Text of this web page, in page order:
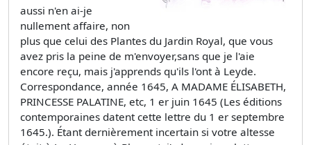
aussi n'en ai-je
nullement affaire, non
plus que celui des Plantes du Jardin Royal, que vous
avez pris la peine de m'envoyer,sans que je l'aie
encore reçu, mais j'apprends qu'ils l'ont à Leyde.
Correspondance, année 1645, A MADAME ÉLISABETH,
PRINCESSE PALATINE, etc, 1 er juin 1645 (Les éditions
contemporaines datent cette lettre du 1 er septembre
1645.). Étant dernièrement incertain si votre altesse